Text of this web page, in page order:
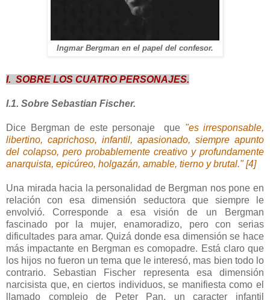
Ingmar Bergman en el papel del confesor.
I. SOBRE LOS CUATRO PERSONAJES.
I.1. Sobre Sebastian Fischer.
Dice Bergman de este personaje que "es irresponsable,
libertino, caprichoso, infantil, apasionado, siempre apunto
del colapso, pero probablemente creativo y profundamente
anarquista, epicúreo, holgazán, amable, tierno y brutal." [4]
Una mirada hacia la personalidad de Bergman nos pone en
relación con esa dimensión seductora que siempre le
envolvió. Corresponde a esa visión de un Bergman
fascinado por la mujer, enamoradizo, pero con serias
dificultades para amar. Quizá donde esa dimensión se hace
más impactante en Bergman es comopadre. Está claro que
los hijos no fueron un tema que le interesó, mas bien todo lo
contrario. Sebastian Fischer representa esa dimensión
narcisista que, en ciertos individuos, se manifiesta como el
llamado complejo de Peter Pan, un caracter infantil